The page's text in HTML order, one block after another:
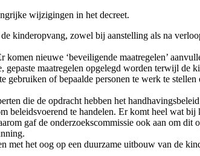
wijzigingen in het decreet.
kinderopvang, zowel bij aanstelling als na
nieuwe ‘beveiligende maatregelen’
maatregelen opgelegd worden terwijl
of bepaalde personen te werk te
die de opdracht hebben het
beleidsvoerend te handelen. Er komt heel wat
gaf de onderzoekscommissie ook aan om dit
met het oog op een duurzame uitbouw van de